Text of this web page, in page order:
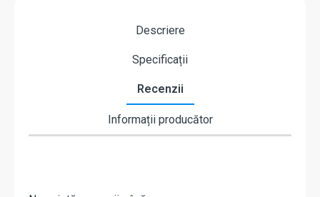
Descriere
Specificații
Recenzii
Informații producător